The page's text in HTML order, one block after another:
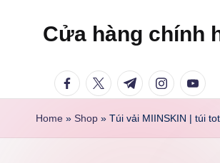
Cửa hàng chính
facebook.com
twitter.com
t.me
Home » Shop » Túi vải MIINSKIN | túi